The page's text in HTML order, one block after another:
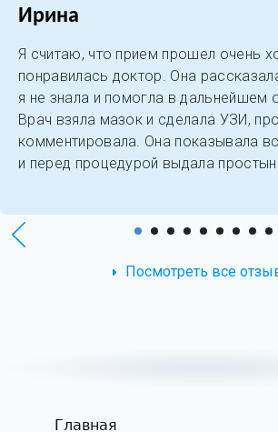
Ирина
Я считаю, что прием прошел очень
понравилась доктор. Она
я не знала и помогла в дальнейшем
Врач взяла мазок и сделала УЗИ,
комментировала. Она показывала
и перед процедурой выдала
Посмотреть все
Главная